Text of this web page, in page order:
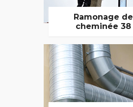
Ramonage de
cheminée 38